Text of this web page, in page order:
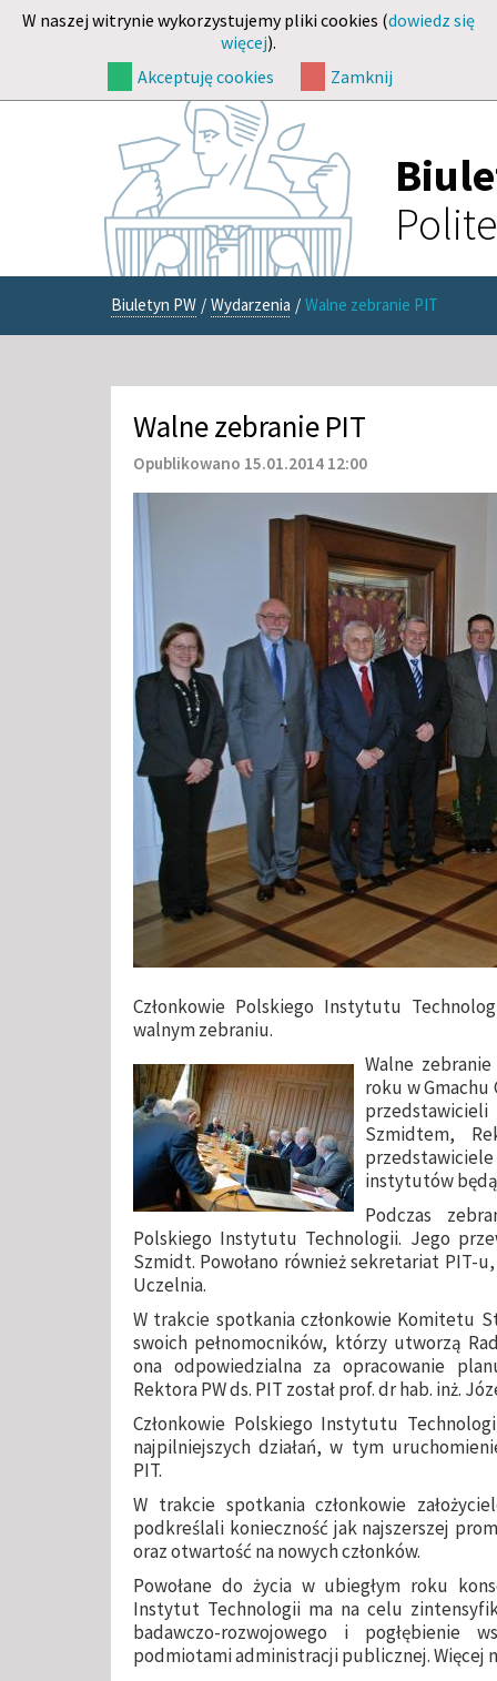
W naszej witrynie wykorzystujemy pliki cookies (dowiedz się
więcej).
Akceptuję cookies
Zamknij
Biuletyn PW / Wydarzenia / Walne zebranie PIT
Walne zebranie PIT
Opublikowano 15.01.2014 12:00
Członkowie Polskiego Instytutu
walnym zebraniu.
Walne
roku w Gmachu
Szmidtem,
instytutów
Podczas
Polskiego Instytutu Technologii. Jego
Szmidt. Powołano również sekretariat PIT-
Uczelnia.
W trakcie spotkania członkowie Komitetu
swoich pełnomocników, którzy utworzą
ona odpowiedzialna za opracowanie
Rektora PW ds. PIT został prof. dr hab. inż.
Członkowie Polskiego Instytutu
najpilniejszych działań, w tym
PIT.
W trakcie spotkania członkowie
podkreślali konieczność jak najszerszej
oraz otwartość na nowych członków.
Powołane do życia w ubiegłym roku
Instytut Technologii ma na celu
badawczo-rozwojowego i pogłębienie
podmiotami administracji publicznej. Więcej